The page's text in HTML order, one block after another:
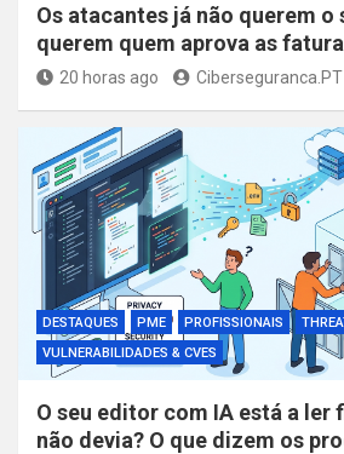
Os atacantes já não querem o
querem quem aprova as
20 horas ago Ciberseguranca.PT
DESTAQUES PME PROFISSIONAIS
VULNERABILIDADES & CVES
O seu editor com IA está a ler
não devia? O que dizem os